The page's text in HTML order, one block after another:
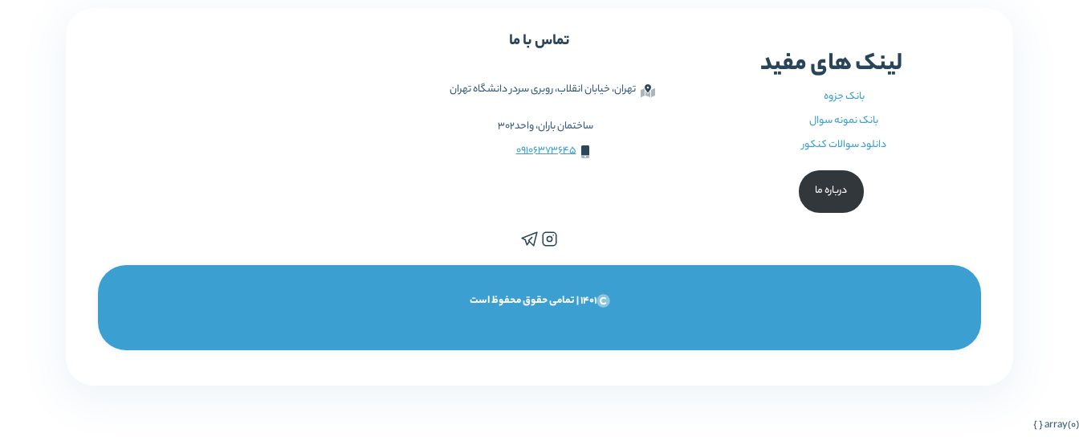
لینک های مفید
بانک جزوه
بانک نمونه سوال
دانلود سوالات کنکور
درباره ما
تماس با ما
تهران، خیابان انقلاب، روبری سردر دانشگاه تهران
ساختمان باران، واحد302
09106373645
1401 | تمامی حقوق محفوظ است
array(0) { }